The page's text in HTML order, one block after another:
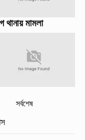
থানায় মামলা
সর্বশেষ